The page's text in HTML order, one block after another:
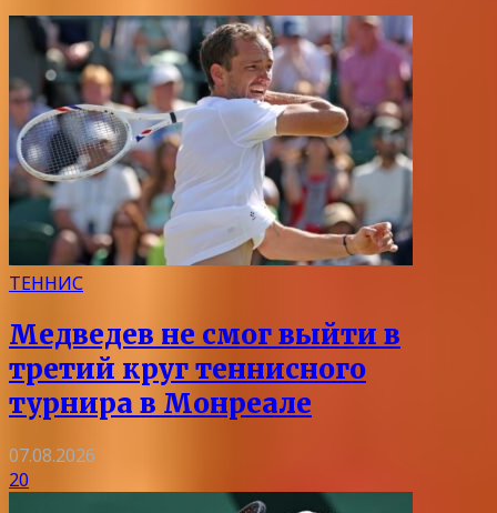
ТЕННИС
Медведев не смог выйти в
третий круг теннисного
турнира в Монреале
07.08.2026
20